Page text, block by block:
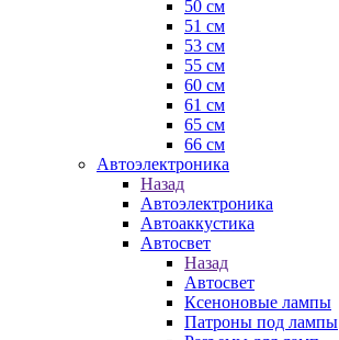
50 см
51 см
53 см
55 см
60 см
61 см
65 см
66 см
Автоэлектроника
Назад
Автоэлектроника
Автоаккустика
Автосвет
Назад
Автосвет
Ксеноновые лампы
Патроны под лампы